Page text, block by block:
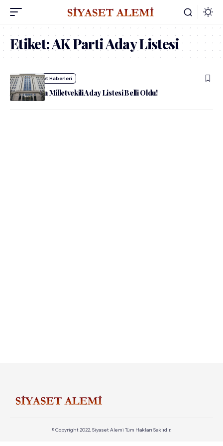
Etiket:AK Parti Aday Listesi
admin Siyaset Haberleri
AK Parti’nin Milletvekili Aday Listesi Belli Oldu!
© Copyright 2022, Siyaset Alemi Tüm Hakları Saklıdır.